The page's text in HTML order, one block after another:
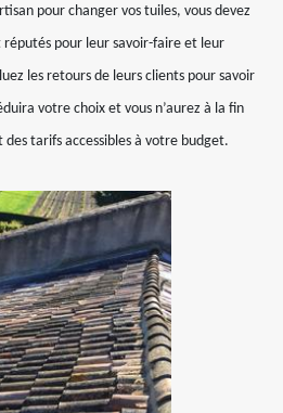
pour changer vos tuiles, vous devez
réputés pour leur savoir-faire et leur
les retours de leurs clients pour savoir
votre choix et vous n’aurez à la fin
tarifs accessibles à votre budget.